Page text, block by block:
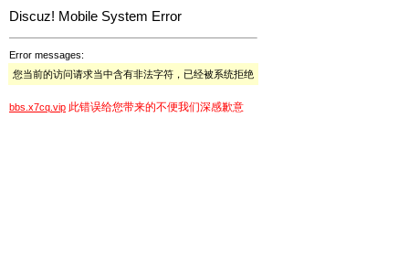
Discuz! Mobile System Error
Error messages:
您当前的访问请求当中含有非法字符，已经被系统拒绝
bbs.x7cq.vip 此错误给您带来的不便我们深感歉意